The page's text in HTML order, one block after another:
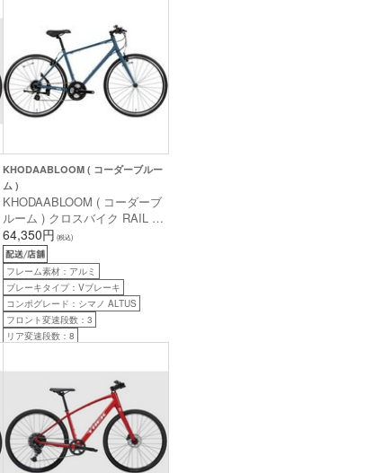
KHODAABLOOM ( コーダーブルー
ム )
KHODAABLOOM ( コーダーブ
ルーム ) クロスバイク RAIL ST
( レイル エスティー ) マットス
レートブルー 440 (身長目安
175cm前後)
64,350円 (税込)
フレーム素材：アルミ
ブレーキタイプ：Vブレーキ
コンポグレード：シマノ ALTUS
フロント変速段数：3
リア変速段数：8